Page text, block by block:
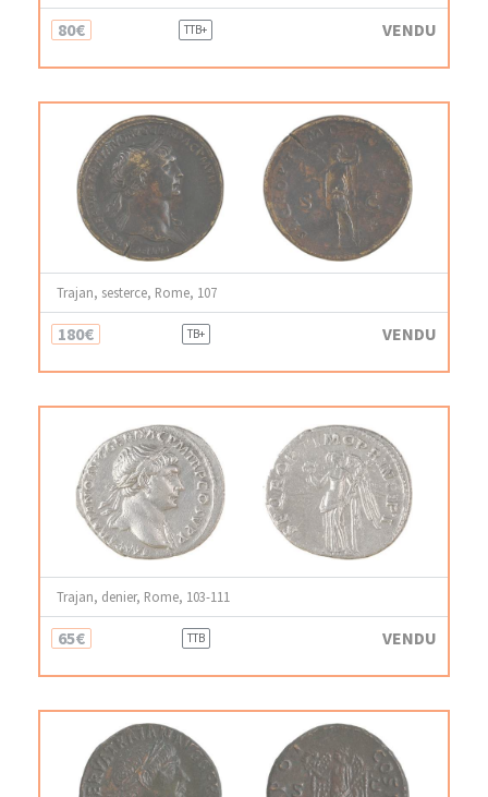
80€ TTB+ VENDU
Trajan, sesterce, Rome, 107
180€ TB+ VENDU
Trajan, denier, Rome, 103-111
65€ TTB VENDU